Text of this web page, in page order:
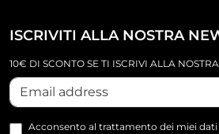
ISCRIVITI ALLA NOSTRA
10€ DI SCONTO SE TI ISCRIVI ALLA
Acconsento al trattamento dei miei